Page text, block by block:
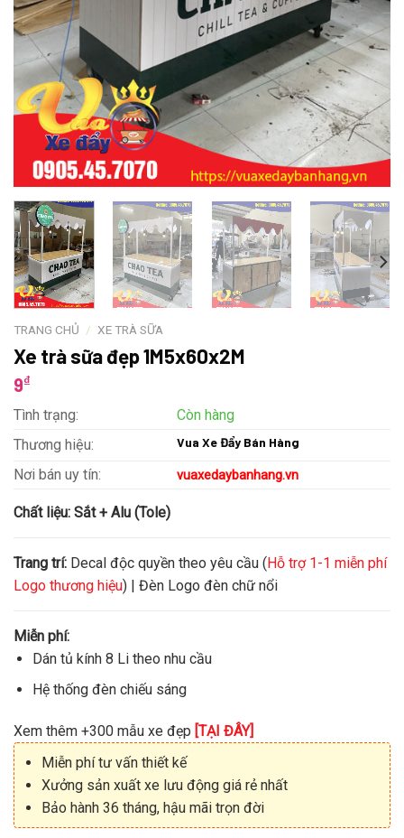
TRANG CHỦ / XE TRÀ SỮA
Xe trà sữa đẹp 1M5x60x2M
9₫
Tình trạng:
Còn hàng
Thương hiệu:
Vua Xe Đẩy Bán Hàng
Nơi bán uy tín: vuaxedaybanhang.vn
Chất liệu: Sắt + Alu (Tole)
Trang trí: Decal độc quyền theo yêu cầu (Hỗ trợ 1-1 miễn phí
Logo thương hiệu) | Đèn Logo đèn chữ nổi
Miễn phí:
Dán tủ kính 8 Li theo nhu cầu
Hệ thống đèn chiếu sáng
Xem thêm +300 mẫu xe đẹp [TẠI ĐÂY]
Miễn phí tư vấn thiết kế
Xưởng sản xuất xe lưu động giá rẻ nhất
Bảo hành 36 tháng, hậu mãi trọn đời